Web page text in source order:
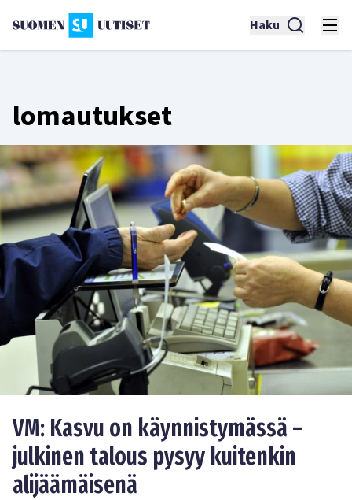
Haku
lomautukset
VM: Kasvu on käynnistymässä –
julkinen talous pysyy kuitenkin
alijäämäisenä